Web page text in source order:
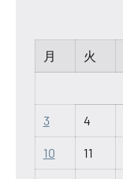
月
火
3 4
10 11